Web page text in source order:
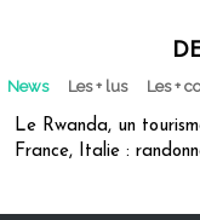
News Les + lus Les +
Le Rwanda, un
France, Italie :